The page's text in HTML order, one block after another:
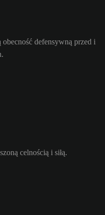
defensywną przed i
celnością i siłą.